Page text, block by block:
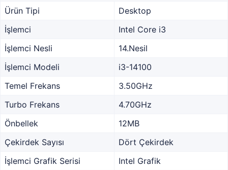
Ürün Tipi
Desktop
İşlemci
Intel Core i3
İşlemci Nesli
14.Nesil
İşlemci Modeli
i3-14100
Temel Frekans
3.50GHz
Turbo Frekans
4.70GHz
Önbellek
12MB
Çekirdek Sayısı
Dört Çekirdek
İşlemci Grafik Serisi
Intel Grafik